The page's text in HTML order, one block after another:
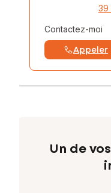
39
Contactez-moi
Appeler
Un de